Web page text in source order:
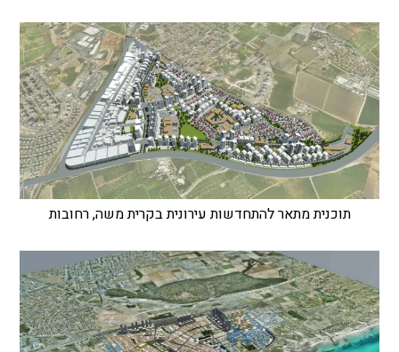
תוכנית מתאר להתחדשות עירונית בקרית משה, רחובות